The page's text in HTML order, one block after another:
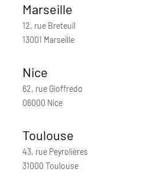
Marseille
12, rue Breteuil
13001 Marseille
Nice
62, rue Gioffredo
06000 Nice
Toulouse
43, rue Peyrolières
31000 Toulouse